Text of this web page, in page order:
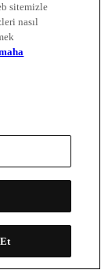
sitemizle
nasıl